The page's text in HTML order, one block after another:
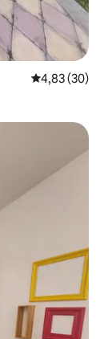
Note
4,83 (30)